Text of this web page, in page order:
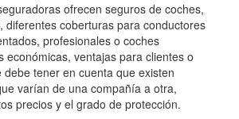
ofrecen seguros de coches,
diferentes coberturas para conductores
profesionales o coches
económicas, ventajas para clientes o
debe tener en cuenta que existen
varían de una compañía a otra,
precios y el grado de protección.